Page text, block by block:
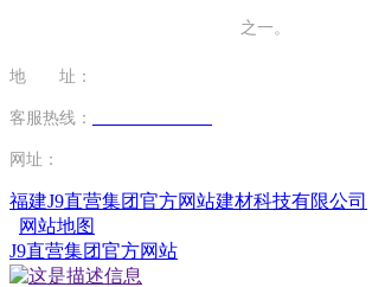
之一。
地 址：
客服热线：
网址：
福建J9直营集团官方网站建材科技有限公司
网站地图
J9直营集团官方网站